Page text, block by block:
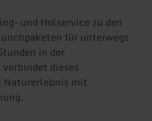
und Holservice zu den
für unterwegs
in der
dieses
Naturerlebnis mit